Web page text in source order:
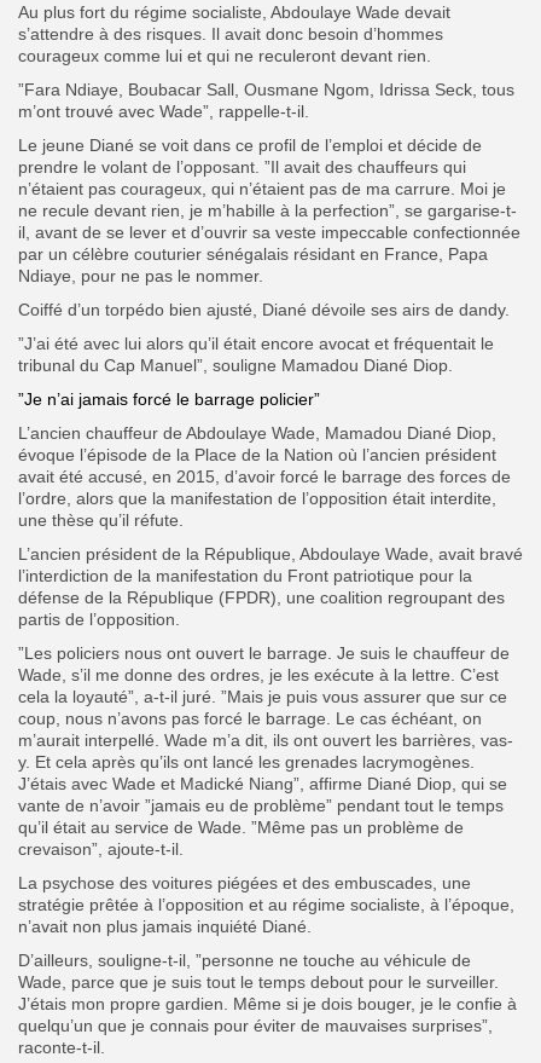
Au plus fort du régime socialiste, Abdoulaye Wade devait
s’attendre à des risques. Il avait donc besoin d’hommes
courageux comme lui et qui ne reculeront devant rien.
”Fara Ndiaye, Boubacar Sall, Ousmane Ngom, Idrissa Seck, tous
m’ont trouvé avec Wade”, rappelle-t-il.
Le jeune Diané se voit dans ce profil de l’emploi et décide de
prendre le volant de l’opposant. ”Il avait des chauffeurs qui
n’étaient pas courageux, qui n’étaient pas de ma carrure. Moi je
ne recule devant rien, je m’habille à la perfection”, se gargarise-t-
il, avant de se lever et d’ouvrir sa veste impeccable confectionnée
par un célèbre couturier sénégalais résidant en France, Papa
Ndiaye, pour ne pas le nommer.
Coiffé d’un torpédo bien ajusté, Diané dévoile ses airs de dandy.
”J’ai été avec lui alors qu’il était encore avocat et fréquentait le
tribunal du Cap Manuel”, souligne Mamadou Diané Diop.
”Je n’ai jamais forcé le barrage policier”
L’ancien chauffeur de Abdoulaye Wade, Mamadou Diané Diop,
évoque l’épisode de la Place de la Nation où l’ancien président
avait été accusé, en 2015, d’avoir forcé le barrage des forces de
l’ordre, alors que la manifestation de l’opposition était interdite,
une thèse qu’il réfute.
L’ancien président de la République, Abdoulaye Wade, avait bravé
l’interdiction de la manifestation du Front patriotique pour la
défense de la République (FPDR), une coalition regroupant des
partis de l’opposition.
”Les policiers nous ont ouvert le barrage. Je suis le chauffeur de
Wade, s’il me donne des ordres, je les exécute à la lettre. C’est
cela la loyauté”, a-t-il juré. ”Mais je puis vous assurer que sur ce
coup, nous n’avons pas forcé le barrage. Le cas échéant, on
m’aurait interpellé. Wade m’a dit, ils ont ouvert les barrières, vas-
y. Et cela après qu’ils ont lancé les grenades lacrymogènes.
J’étais avec Wade et Madické Niang”, affirme Diané Diop, qui se
vante de n’avoir ”jamais eu de problème” pendant tout le temps
qu’il était au service de Wade. ”Même pas un problème de
crevaison”, ajoute-t-il.
La psychose des voitures piégées et des embuscades, une
stratégie prêtée à l’opposition et au régime socialiste, à l’époque,
n’avait non plus jamais inquiété Diané.
D’ailleurs, souligne-t-il, ”personne ne touche au véhicule de
Wade, parce que je suis tout le temps debout pour le surveiller.
J’étais mon propre gardien. Même si je dois bouger, je le confie à
quelqu’un que je connais pour éviter de mauvaises surprises”,
raconte-t-il.